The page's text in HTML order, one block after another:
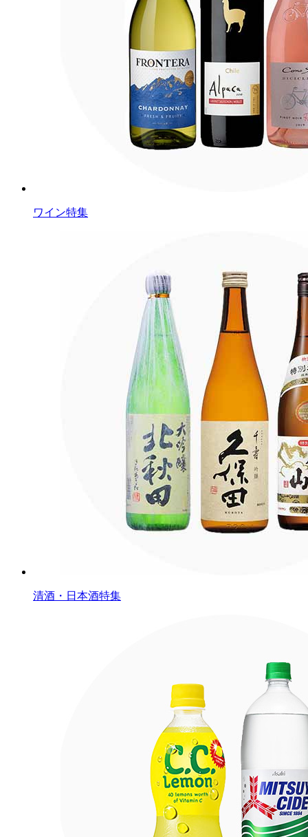
ワイン特集
清酒・日本酒特集